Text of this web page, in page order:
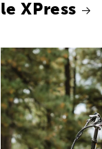
le XPress